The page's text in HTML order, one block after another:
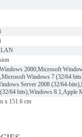
LAN
2000,Microsoft
Windows 7 (32/64
Server 2008 (32/64-
64 bits),Windows 8.1,Apple
x 151.6 cm